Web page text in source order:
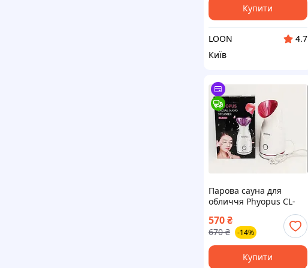
Купити
LOON
4.7
Київ
Парова сауна для
обличчя Phyopus CL-
570₴
670 ₴ -14%
Купити